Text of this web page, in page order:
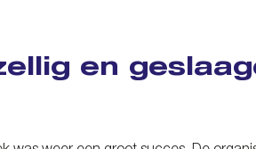
en